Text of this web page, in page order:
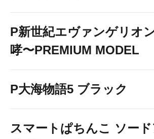
P新世紀エヴァンゲリオ
哮〜PREMIUM MODEL
P大海物語5 ブラック
スマートぱちんこ ソー